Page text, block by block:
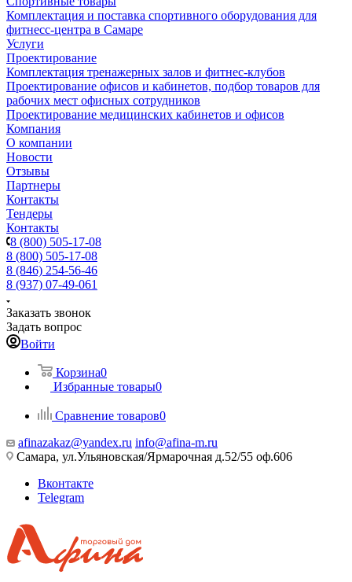
Комплектация и поставка спортивного оборудования для
фитнесс-центра в Самаре
Услуги
Проектирование
Комплектация тренажерных залов и фитнес-клубов
Проектирование офисов и кабинетов, подбор товаров для
рабочих мест офисных сотрудников
Проектирование медицинских кабинетов и офисов
Компания
О компании
Новости
Отзывы
Партнеры
Контакты
Тендеры
Контакты
8 (800) 505-17-08
8 (800) 505-17-08
8 (846) 254-56-46
8 (937) 07-49-061
Заказать звонок
Задать вопрос
Войти
Корзина0
Избранные товары0
Сравнение товаров0
afinazakaz@yandex.ru info@afina-m.ru
Самара, ул.Ульяновская/Ярмарочная д.52/55 оф.606
Вконтакте
Telegram